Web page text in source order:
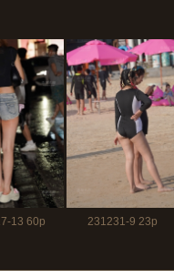
13 60p 231231-9 23p